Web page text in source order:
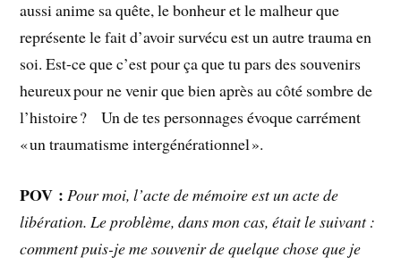
aussi anime sa quête, le bonheur et le malheur que
représente le fait d’avoir survécu est un autre trauma en
soi. Est-ce que c’est pour ça que tu pars des souvenirs
heureux pour ne venir que bien après au côté sombre de
l’histoire ? Un de tes personnages évoque carrément
« un traumatisme intergénérationnel ».
POV : Pour moi, l’acte de mémoire est un acte de
libération. Le problème, dans mon cas, était le suivant :
comment puis-je me souvenir de quelque chose que je